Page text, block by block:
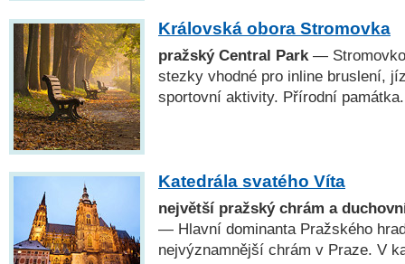
Královská obora Stromovka
pražský Central Park —
stezky vhodné pro inline bruslení,
sportovní aktivity. Přírodní památka.
Katedrála svatého Víta
největší pražský chrám a
— Hlavní dominanta Pražského
nejvýznamnější chrám v Praze. V